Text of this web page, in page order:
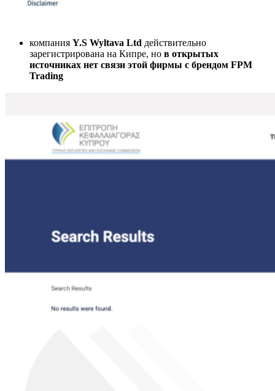
компания Y.S Wyltava Ltd действительно
зарегистрирована на Кипре, но в открытых
источниках нет связи этой фирмы с брендом FPM
Trading